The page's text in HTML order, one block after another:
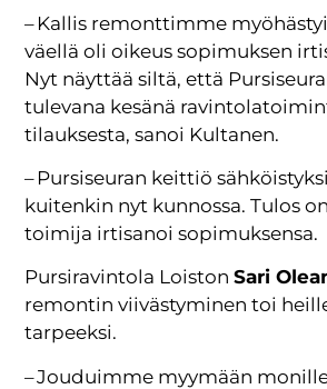
– Kallis remonttimme
väellä oli oikeus sopimuksen
Nyt näyttää siltä, että
tulevana kesänä
tilauksesta, sanoi Kultanen.
– Pursiseuran keittiö
kuitenkin nyt kunnossa. Tulos
toimija irtisanoi sopimuksensa.
Pursiravintola LoistonSari
remontin viivästyminen toi
tarpeeksi.
– Jouduimme myymään